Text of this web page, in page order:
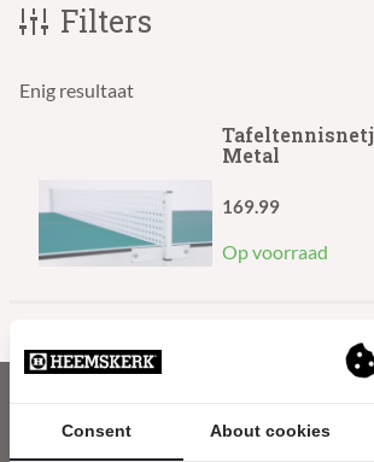
Filters
Enig resultaat
Metal
Op voorraad
169.99
Consent About cookies